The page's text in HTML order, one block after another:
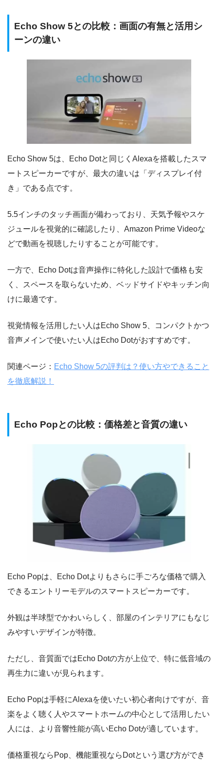
Echo Show 5との比較：画面の有無と活用シ
ーンの違い
Echo Show 5は、Echo Dotと同じくAlexaを搭載したスマ
ートスピーカーですが、最大の違いは「ディスプレイ付
き」である点です。
5.5インチのタッチ画面が備わっており、天気予報やスケ
ジュールを視覚的に確認したり、Amazon Prime Videoな
どで動画を視聴したりすることが可能です。
一方で、Echo Dotは音声操作に特化した設計で価格も安
く、スペースを取らないため、ベッドサイドやキッチン向
けに最適です。
視覚情報を活用したい人はEcho Show 5、コンパクトかつ
音声メインで使いたい人はEcho Dotがおすすめです。
関連ページ： Echo Show 5の評判は？使い方やできること
を徹底解説！
Echo Popとの比較：価格差と音質の違い
Echo Popは、Echo Dotよりもさらに手ごろな価格で購入
できるエントリーモデルのスマートスピーカーです。
外観は半球型でかわいらしく、部屋のインテリアにもなじ
みやすいデザインが特徴。
ただし、音質面ではEcho Dotの方が上位で、特に低音域の
再生力に違いが見られます。
Echo Popは手軽にAlexaを使いたい初心者向けですが、音
楽をよく聴く人やスマートホームの中心として活用したい
人には、より音響性能が高いEcho Dotが適しています。
価格重視ならPop、機能重視ならDotという選び方ができ